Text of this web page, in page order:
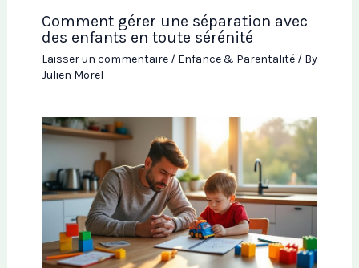
Comment gérer une séparation avec
des enfants en toute sérénité
Laisser un commentaire / Enfance & Parentalité/ By
Julien Morel